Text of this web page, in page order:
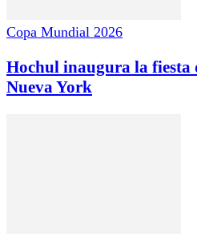
Copa Mundial 2026
Hochul inaugura la fiesta
Nueva York